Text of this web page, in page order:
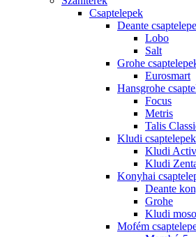
Csaptelepek
Deante
Lobo
Salt
Grohe
Eurosmart
Hansgrohe
Focus
Metris
Talis
Kludi csaptelepek
Kludi
Kludi
Konyhai
Deante
Grohe
Kludi
Mofém